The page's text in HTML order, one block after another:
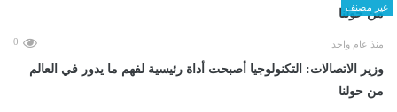
غير مصنف
منذ عام واحد 0
وزير الاتصالات: التكنولوجيا أصبحت أداة رئيسية لفهم ما يدور في العالم
من حولنا